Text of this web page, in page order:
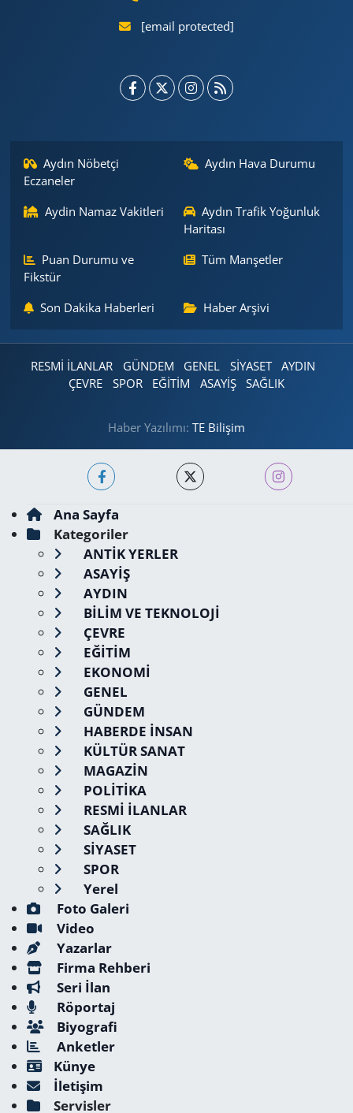
[email protected]
Aydın Nöbetçi
Eczaneler
Aydın Hava Durumu
Aydin Namaz Vakitleri
Aydın Trafik Yoğunluk
Haritası
Puan Durumu ve
Fikstür
Tüm Manşetler
Son Dakika Haberleri Haber Arşivi
RESMİ İLANLAR GÜNDEM GENEL SİYASET
AYDIN
ÇEVRE
SPOR EĞİTİM ASAYİŞ SAĞLIK
Haber Yazılımı: TE Bilişim
Ana Sayfa
Kategoriler
ANTİK YERLER
ASAYİŞ
AYDIN
BİLİM VE TEKNOLOJİ
ÇEVRE
EĞİTİM
EKONOMİ
GENEL
GÜNDEM
HABERDE İNSAN
KÜLTÜR SANAT
MAGAZİN
POLİTİKA
RESMİ İLANLAR
SAĞLIK
SİYASET
SPOR
Yerel
Foto Galeri
Video
Yazarlar
Firma Rehberi
Seri İlan
Röportaj
Biyografi
Anketler
Künye
İletişim
Servisler